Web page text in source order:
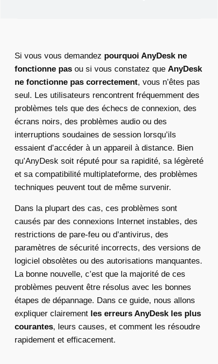
Si vous vous demandez pourquoi AnyDesk ne
fonctionne pas ou si vous constatez que AnyDesk
ne fonctionne pas correctement, vous n’êtes pas
seul. Les utilisateurs rencontrent fréquemment des
problèmes tels que des échecs de connexion, des
écrans noirs, des problèmes audio ou des
interruptions soudaines de session lorsqu’ils
essaient d’accéder à un appareil à distance. Bien
qu’AnyDesk soit réputé pour sa rapidité, sa légèreté
et sa compatibilité multiplateforme, des problèmes
techniques peuvent tout de même survenir.
Dans la plupart des cas, ces problèmes sont
causés par des connexions Internet instables, des
restrictions de pare-feu ou d’antivirus, des
paramètres de sécurité incorrects, des versions de
logiciel obsolètes ou des autorisations manquantes.
La bonne nouvelle, c’est que la majorité de ces
problèmes peuvent être résolus avec les bonnes
étapes de dépannage. Dans ce guide, nous allons
expliquer clairement les erreurs AnyDesk les plus
courantes, leurs causes, et comment les résoudre
rapidement et efficacement.